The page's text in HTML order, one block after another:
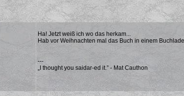
Ha! Jetzt weiß ich wo das herkam...
Hab vor Weihnachten mal das Buch in einem
---
„I thought you saidar-ed it.” - Mat Cauthon